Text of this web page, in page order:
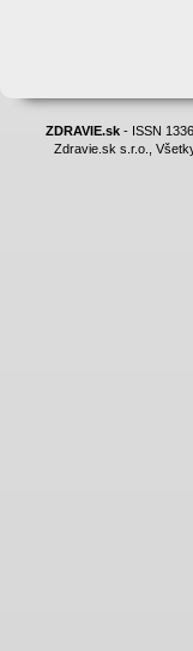
ZDRAVIE.sk- ISSN
Zdravie.sk s.r.o.,